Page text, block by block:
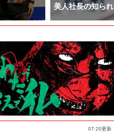
美人社長の知ら
07:20更新